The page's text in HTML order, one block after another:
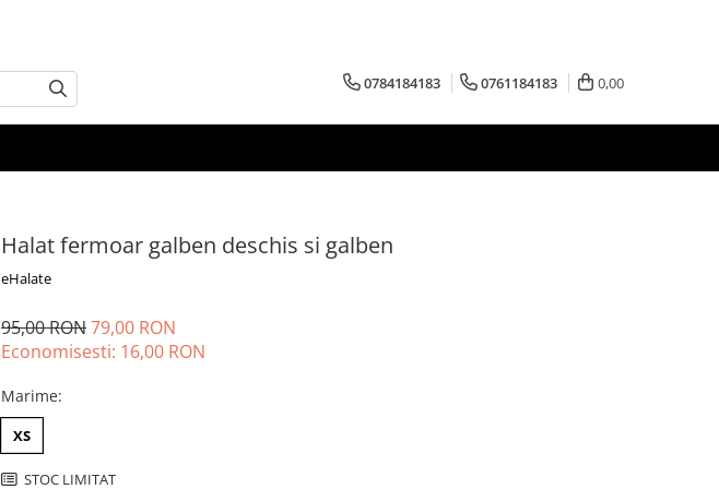
0784184183 0761184183 0,00
Halat fermoar galben deschis si galben
eHalate
95,00 RON79,00 RON
Economisesti: 16,00 RON
Marime:
XS
STOC LIMITAT